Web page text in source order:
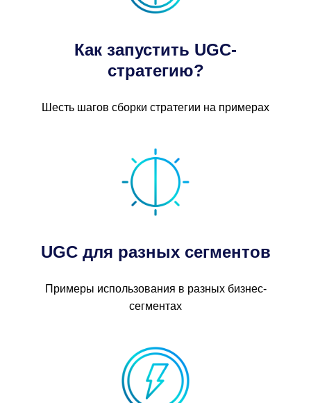
Как запустить UGC-
стратегию?
Шесть шагов сборки стратегии на примерах
UGC для разных сегментов
Примеры использования в разных бизнес-
сегментах